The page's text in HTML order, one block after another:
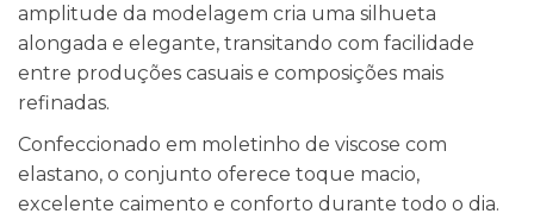
amplitude da modelagem cria uma silhueta
alongada e elegante, transitando com facilidade
entre produções casuais e composições mais
refinadas.
Confeccionado em moletinho de viscose com
elastano, o conjunto oferece toque macio,
excelente caimento e conforto durante todo o dia.